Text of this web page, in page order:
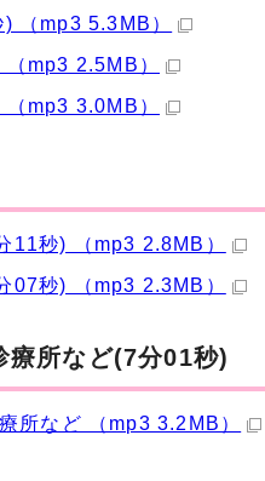
（mp3 5.3MB）
mp3 2.5MB）
mp3 3.0MB）
11秒) （mp3 2.8MB）
07秒) （mp3 2.3MB）
療所など(7分01秒)
所など （mp3 3.2MB）